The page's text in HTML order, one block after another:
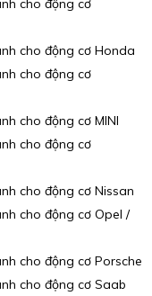
cho động cơ
cho động cơ Honda
cho động cơ
cho động cơ MINI
cho động cơ
cho động cơ Nissan
cho động cơ Opel /
cho động cơ Porsche
cho động cơ Saab